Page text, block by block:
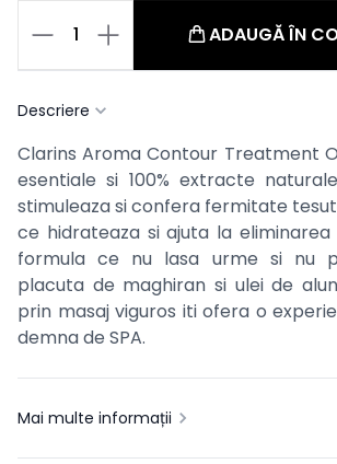
1 ADAUGĂ ÎN
Descriere
Clarins Aroma Contour Treatment
esentiale si 100% extracte
stimuleaza si confera fermitate
ce hidrateaza si ajuta la
formula ce nu lasa urme si nu
placuta de maghiran si ulei de
prin masaj viguros iti ofera o
demna de SPA.
Mai multe informații